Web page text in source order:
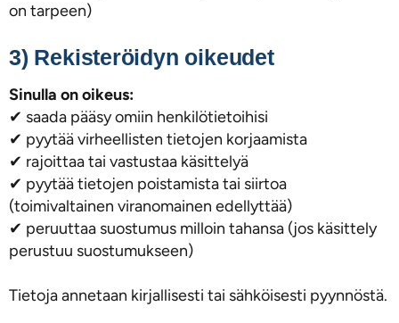
on tarpeen)
3) Rekisteröidyn oikeudet
Sinulla on oikeus:
✔ saada pääsy omiin henkilötietoihisi
✔ pyytää virheellisten tietojen korjaamista
✔ rajoittaa tai vastustaa käsittelyä
✔ pyytää tietojen poistamista tai siirtoa
(toimivaltainen viranomainen edellyttää)
✔ peruuttaa suostumus milloin tahansa (jos käsittely
perustuu suostumukseen)
Tietoja annetaan kirjallisesti tai sähköisesti pyynnöstä.